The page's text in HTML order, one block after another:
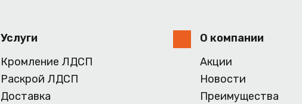
Услуги
Кромление ЛДСП
Раскрой ЛДСП
Доставка
О компании
Акции
Новости
Преимущества